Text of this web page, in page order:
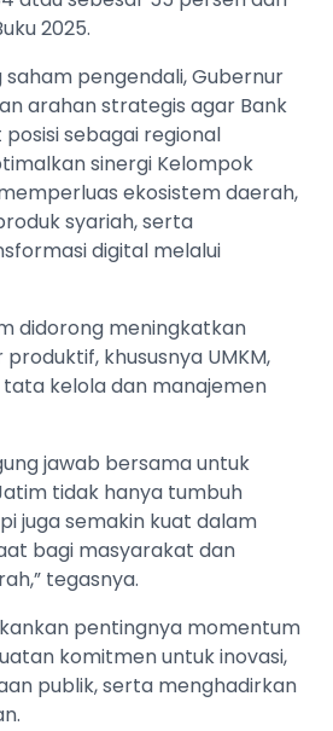
2025.
pengendali, Gubernur
arahan strategis agar Bank
sebagai regional
sinergi Kelompok
ekosistem daerah,
syariah, serta
digital melalui
didorong meningkatkan
khususnya UMKM,
kelola dan manajemen
jawab bersama untuk
tidak hanya tumbuh
juga semakin kuat dalam
bagi masyarakat dan
tegasnya.
pentingnya momentum
komitmen untuk inovasi,
publik, serta menghadirkan